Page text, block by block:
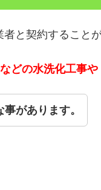
と契約することが
どの水洗化工事
があります。